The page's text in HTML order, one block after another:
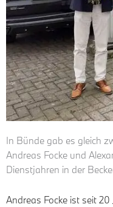
In Bünde gab es gleich
Andreas Focke und
Dienstjahren in der
Andreas Focke ist seit